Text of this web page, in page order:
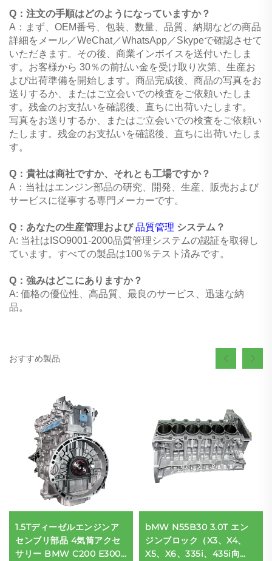
Q：注文の手順はどのようになっていますか？
A：まず、OEM番号、包装、数量、品質、納期などの商品
詳細をメール／WeChat／WhatsApp／Skypeで確認させて
いただきます。その後、商業インボイスを送付いたしま
す。お客様から 30％の前払い金を受け取り次第、生産お
よび出荷準備を開始します。商品完成後、商品の写真をお
送りするか、またはご立会いでの検査をご依頼いたしま
す。残金のお支払いを確認後、直ちに出荷いたします。
写真をお送りするか、またはご立会いでの検査をご依頼い
たします。残金のお支払いを確認後、直ちに出荷いたしま
す。
Q：貴社は商社ですか、それとも工場ですか？
A：当社はエンジン部品の研究、開発、生産、販売および
サービスに従事する専門メーカーです。
Q：あなたの生産管理および品質管理 システム？
A: 当社はISO9001-2000品質管理システムの認証を取得し
ています。すべての製品は100％テスト済みです。
Q：強みはどこにありますか？
A: 価格の優位性、高品質、最良のサービス、迅速な納
品。
おすすめ製品
1.5Tディーゼルエンジンア
センブリ部品 4気筒アクセ
サリー BMW C200 E300
bMW N55B30 3.0T エン
ジンブロック（X3、X4、
X5、X6、335i、435i向